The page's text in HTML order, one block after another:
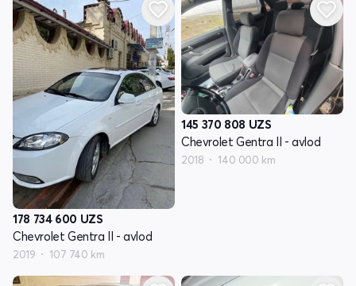
178 734 600 UZS
Chevrolet Gentra II - avlod
2019 107 740 km
145 370 808 UZS
Chevrolet Gentra II - avlod
2018 140 000 km